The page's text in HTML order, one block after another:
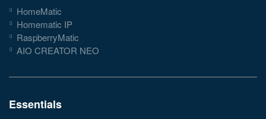
HomeMatic
Homematic IP
RaspberryMatic
AIO CREATOR NEO
Essentials